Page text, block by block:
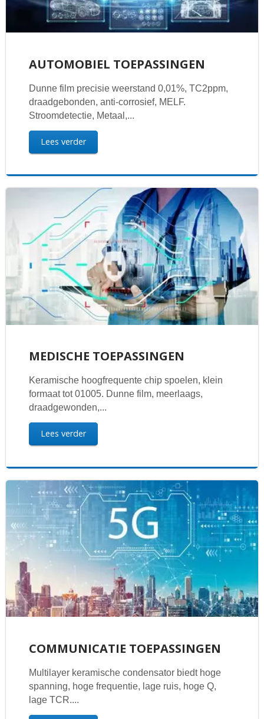
AUTOMOBIEL TOEPASSINGEN
Dunne film precisie weerstand 0,01%, TC2ppm,
draadgebonden, anti-corrosief, MELF.
Stroomdetectie, Metaal,...
Lees verder
MEDISCHE TOEPASSINGEN
Keramische hoogfrequente chip spoelen, klein
formaat tot 01005. Dunne film, meerlaags,
draadgewonden,...
Lees verder
COMMUNICATIE TOEPASSINGEN
Multilayer keramische condensator biedt hoge
spanning, hoge frequentie, lage ruis, hoge Q,
lage TCR....